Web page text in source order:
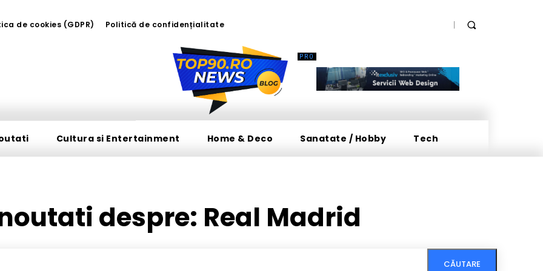
de cookies (GDPR) Politică de confidențialitate
Cultura si Entertainment Home & Deco Sanatate / Hobby Tech
despre: Real Madrid
CĂUTARE